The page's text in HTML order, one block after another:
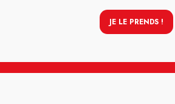
JE LE PRENDS !